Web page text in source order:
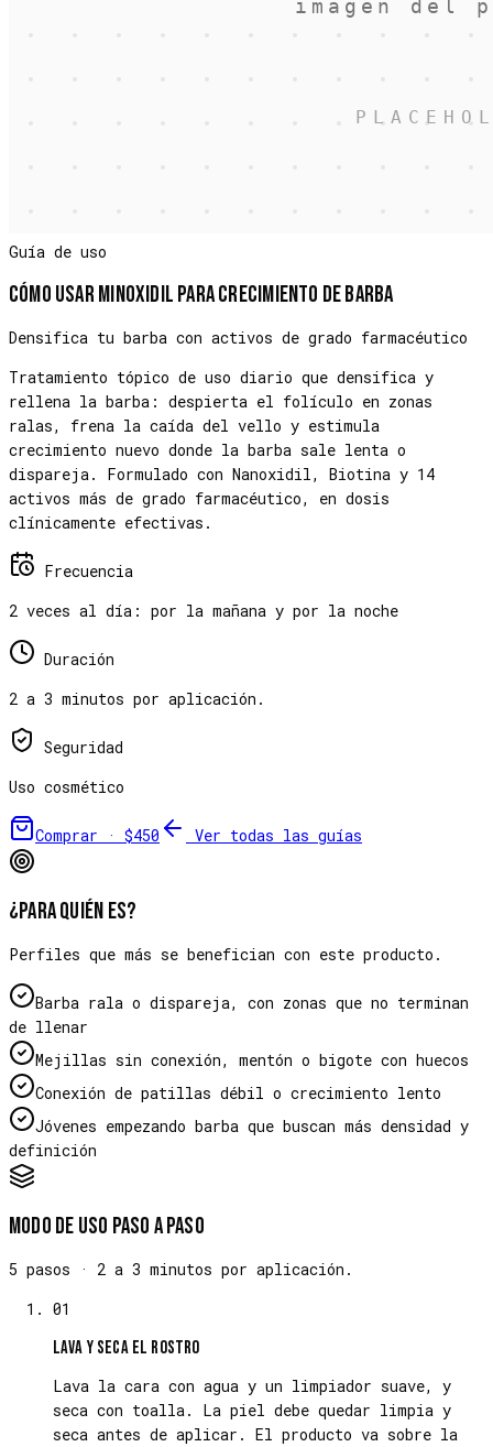
Guía de uso
Cómo usarMinoxidil para Crecimiento de Barba
Densifica tu barba con activos de grado farmacéutico
Tratamiento tópico de uso diario que densifica y
rellena la barba: despierta el folículo en zonas
ralas, frena la caída del vello y estimula
crecimiento nuevo donde la barba sale lenta o
dispareja. Formulado con Nanoxidil, Biotina y 14
activos más de grado farmacéutico, en dosis
clínicamente efectivas.
Frecuencia
2 veces al día: por la mañana y por la noche
Duración
2 a 3 minutos por aplicación.
Seguridad
Uso cosmético
Comprar · $450 Ver todas las guías
¿Para quién es?
Perfiles que más se benefician con este producto.
Barba rala o dispareja, con zonas que no terminan
de llenar
Mejillas sin conexión, mentón o bigote con huecos
Conexión de patillas débil o crecimiento lento
Jóvenes empezando barba que buscan más densidad y
definición
Modo de uso paso a paso
5 pasos · 2 a 3 minutos por aplicación.
01
Lava y seca el rostro
Lava la cara con agua y un limpiador suave, y
seca con toalla. La piel debe quedar limpia y
seca antes de aplicar. El producto va sobre la